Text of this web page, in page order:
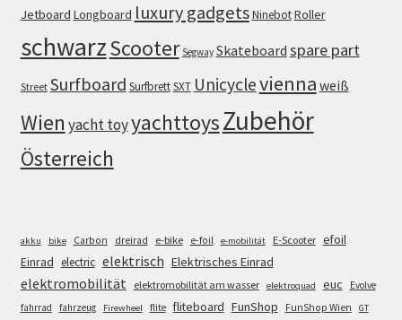
Jetboard Longboard luxury gadgetsNinebotRoller
schwarzScooter Segway Skateboard spare part
Street Surfboard SurfbrettSXT Unicyclevienna weiß
Wien yacht toyyachttoysZubehör
Österreich
akku bike Carbon dreirad e-bike e-foil e-mobilität E-Scooter efoil
Einrad electric elektrisch Elektrisches Einrad
elektromobilität elektromobilität am wasser elektroquad euc
Evolve
fahrrad
fahrzeug Firewheel flite fliteboard FunShop FunShop Wien GT